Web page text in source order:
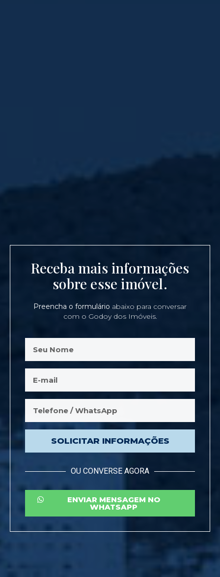
Receba mais informações
sobre esse imóvel.
Preencha o formulário abaixo para conversar
com o Godoy dos Imóveis.
SOLICITAR INFORMAÇÕES
OU CONVERSE AGORA
ENVIAR MENSAGEM NO
WHATSAPP